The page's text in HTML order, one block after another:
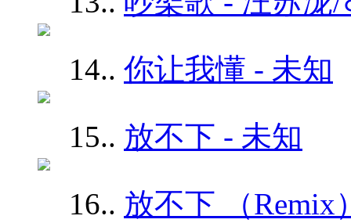
14.. 你让我懂 - 未知
15.. 放不下 - 未知
16.. 放不下 （Remix